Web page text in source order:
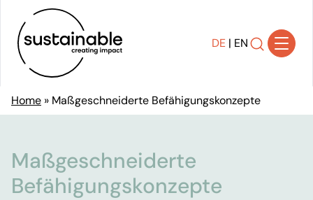
DE | EN
Transparenz schaffen
Strategie entwickeln
Transformation gestalten
Home » Maßgeschneiderte Befähigungskonzepte
Maßgeschneiderte
Befähigungskonzepte